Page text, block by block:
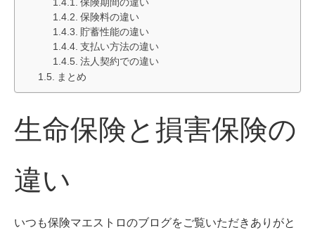
保険期間の違い
保険料の違い
貯蓄性能の違い
支払い方法の違い
法人契約での違い
まとめ
生命保険と損害保険の
違い
いつも保険マエストロのブログをご覧いただきありがと